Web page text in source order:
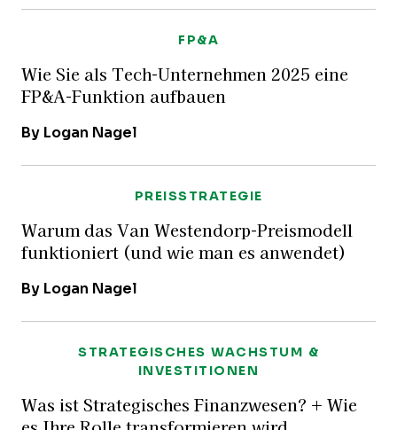
FP&A
Wie Sie als Tech-Unternehmen 2025 eine
FP&A-Funktion aufbauen
By Logan Nagel
PREISSTRATEGIE
Warum das Van Westendorp-Preismodell
funktioniert (und wie man es anwendet)
By Logan Nagel
STRATEGISCHES WACHSTUM &
INVESTITIONEN
Was ist Strategisches Finanzwesen? + Wie